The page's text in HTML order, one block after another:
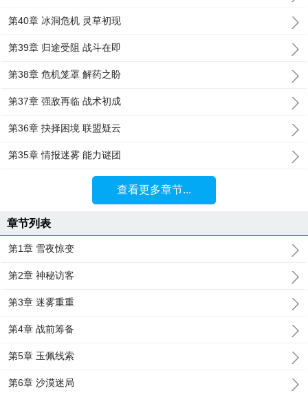
第40章 冰洞危机 灵草初现
第39章 归途受阻 战斗在即
第38章 危机笼罩 解药之盼
第37章 强敌再临 战术初成
第36章 抉择困境 联盟疑云
第35章 情报迷雾 能力谜团
查看更多章节...
章节列表
第1章 雪夜惊变
第2章 神秘访客
第3章 迷雾重重
第4章 战前筹备
第5章 玉佩线索
第6章 沙漠迷局